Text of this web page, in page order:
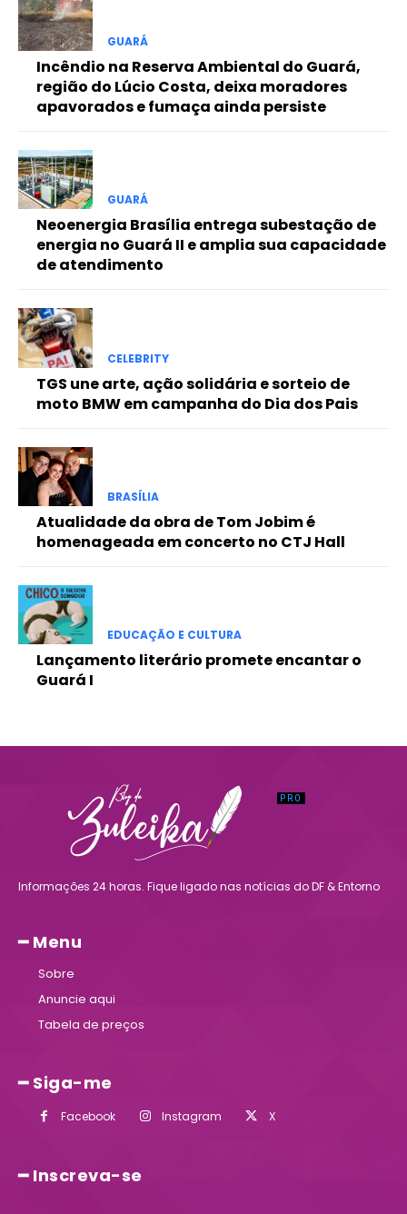
Free
Included for free:
Etiam est nibh, lobortis sit
Ut mollis pellentesque tortor
Nullam eu erat condimentum
Donec quis est ac felis
Orci varius natoque dolor
Pro
Full member access:
Etiam est nibh, lobortis sit
Ut mollis pellentesque tortor
Nullam eu erat condimentum
Donec quis est ac felis
Orci varius natoque dolor
GUARÁ
Incêndio na Reserva Ambiental do Guará,
região do Lúcio Costa, deixa moradores
apavorados e fumaça ainda persiste
GUARÁ
Neoenergia Brasília entrega subestação de
energia no Guará II e amplia sua capacidade
de atendimento
CELEBRITY
TGS une arte, ação solidária e sorteio de
moto BMW em campanha do Dia dos Pais
BRASÍLIA
Atualidade da obra de Tom Jobim é
homenageada em concerto no CTJ Hall
EDUCAÇÃO E CULTURA
Lançamento literário promete encantar o
Guará I
Informações 24 horas. Fique ligado nas notícias do DF & Entorno
━ Menu
Sobre
Anuncie aqui
Tabela de preços
━ Siga-me
Facebook Instagram X
━ Inscreva-se